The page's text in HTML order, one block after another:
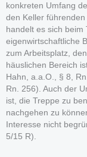
konkreten Umfang
den Keller
handelt es sich beim
eigenwirtschaftliche
zum Arbeitsplatz,
häuslichen Bereich
Hahn, a.a.O., § 8,
Rn. 256). Auch der
ist, die Treppe zu
nachgehen zu
Interesse nicht
5/15 R).